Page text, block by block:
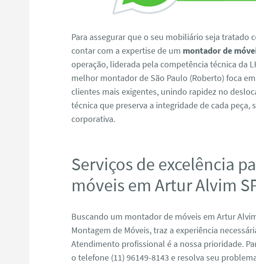
Para assegurar que o seu mobiliário seja tratado
contar com a expertise de um montador de
operação, liderada pela competência técnica da
melhor montador de São Paulo (Roberto) foca
clientes mais exigentes, unindo rapidez no
técnica que preserva a integridade de cada peça,
corporativa.
Serviços de excelência
móveis em Artur Alvim
Buscando um montador de móveis em Artur
Montagem de Móveis, traz a experiência
Atendimento profissional é a nossa prioridade.
o telefone (11) 96149-8143 e resolva seu